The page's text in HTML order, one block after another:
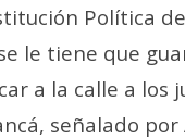
Política
le tiene que
a la calle a
señalado